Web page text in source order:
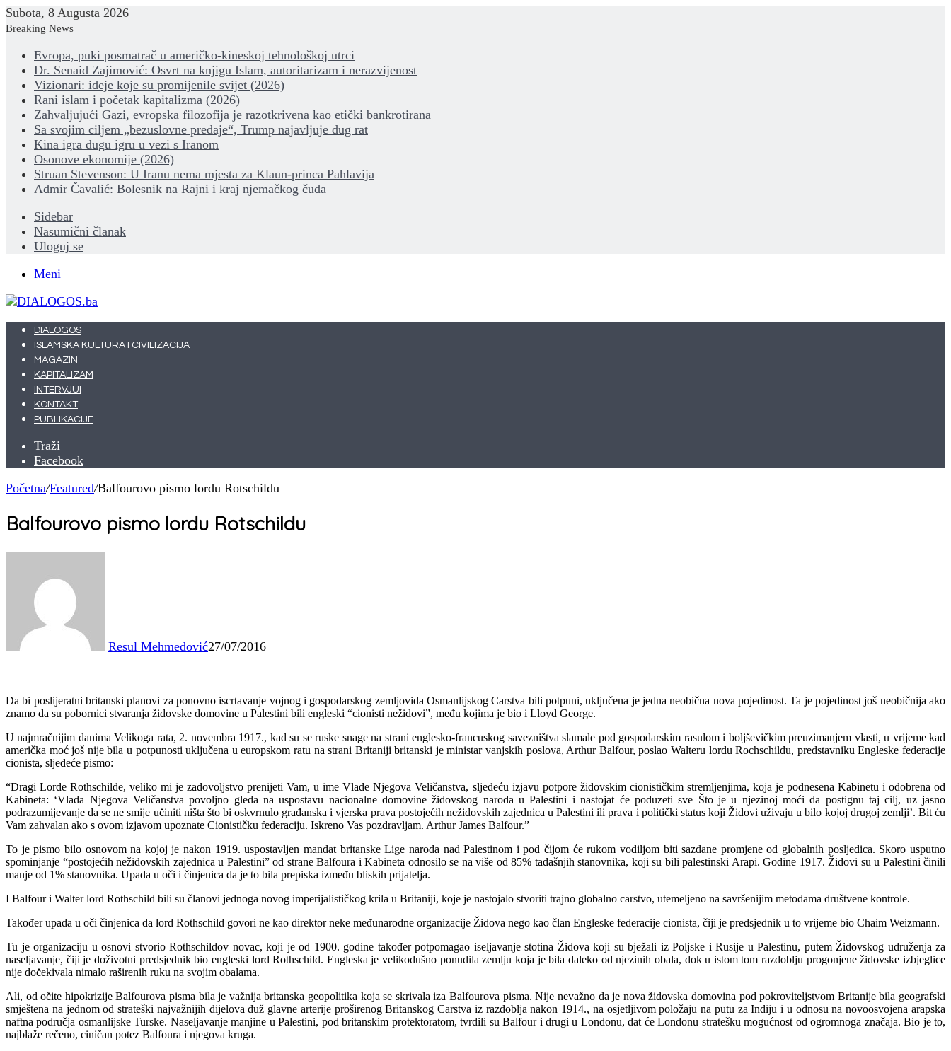
Subota, 8 Augusta 2026
Breaking News
Evropa, puki posmatrač u američko-kineskoj tehnološkoj utrci
Dr. Senaid Zajimović: Osvrt na knjigu Islam, autoritarizam i nerazvijenost
Vizionari: ideje koje su promijenile svijet (2026)
Rani islam i početak kapitalizma (2026)
Zahvaljujući Gazi, evropska filozofija je razotkrivena kao etički bankrotirana
Sa svojim ciljem „bezuslovne predaje“, Trump najavljuje dug rat
Kina igra dugu igru u vezi s Iranom
Osonove ekonomije (2026)
Struan Stevenson: U Iranu nema mjesta za Klaun-princa Pahlavija
Admir Čavalić: Bolesnik na Rajni i kraj njemačkog čuda
Sidebar
Nasumični članak
Uloguj se
Meni
DIALOGOS
ISLAMSKA KULTURA I CIVILIZACIJA
MAGAZIN
KAPITALIZAM
INTERVJUI
KONTAKT
PUBLIKACIJE
Traži
Facebook
Početna/Featured/Balfourovo pismo lordu Rotschildu
Balfourovo pismo lordu Rotschildu
Resul Mehmedović27/07/2016
Da bi poslijeratni britanski planovi za ponovno iscrtavanje vojnog i gospodarskog zemljovida Osmanlijskog Carstva bili potpuni, uključena je jedna neobična nova pojedinost. Ta je pojedinost još neobičnija ako
znamo da su pobornici stvaranja židovske domovine u Palestini bili engleski “cionisti nežidovi”, među kojima je bio i Lloyd George.
U najmračnijim danima Velikoga rata, 2. novembra 1917., kad su se ruske snage na strani englesko-francuskog savezništva slamale pod gospodarskim rasulom i boljševičkim preuzimanjem vlasti, u vrijeme kad
američka moć još nije bila u potpunosti uključena u europskom ratu na strani Britaniji britanski je ministar vanjskih poslova, Arthur Balfour, poslao Walteru lordu Rochschildu, predstavniku Engleske federacije
cionista, sljedeće pismo:
“Dragi Lorde Rothschilde, veliko mi je zadovoljstvo prenijeti Vam, u ime Vlade Njegova Veličanstva, sljedeću izjavu potpore židovskim cionističkim stremljenjima, koja je podnesena Kabinetu i odobrena od
Kabineta: ‘Vlada Njegova Veličanstva povoljno gleda na uspostavu nacionalne domovine židovskog naroda u Palestini i nastojat će poduzeti sve Što je u njezinoj moći da postignu taj cilj, uz jasno
podrazumijevanje da se ne smije učiniti ništa što bi oskvrnulo građanska i vjerska prava postojećih nežidovskih zajednica u Palestini ili prava i politički status koji Židovi uživaju u bilo kojoj drugoj zemlji’. Bit ću
Vam zahvalan ako s ovom izjavom upoznate Cionističku federaciju. Iskreno Vas pozdravljam. Arthur James Balfour.”
To je pismo bilo osnovom na kojoj je nakon 1919. uspostavljen mandat britanske Lige naroda nad Palestinom i pod čijom će rukom vodiljom biti sazdane promjene od globalnih posljedica. Skoro usputno
spominjanje “postojećih nežidovskih zajednica u Palestini” od strane Balfoura i Kabineta odnosilo se na više od 85% tadašnjih stanovnika, koji su bili palestinski Arapi. Godine 1917. Židovi su u Palestini činili
manje od 1% stanovnika. Upada u oči i činjenica da je to bila prepiska između bliskih prijatelja.
I Balfour i Walter lord Rothschild bili su članovi jednoga novog imperijalističkog krila u Britaniji, koje je nastojalo stvoriti trajno globalno carstvo, utemeljeno na savršenijim metodama društvene kontrole.
Također upada u oči činjenica da lord Rothschild govori ne kao direktor neke međunarodne organizacije Židova nego kao član Engleske federacije cionista, čiji je predsjednik u to vrijeme bio Chaim Weizmann.
Tu je organizaciju u osnovi stvorio Rothschildov novac, koji je od 1900. godine također potpomagao iseljavanje stotina Židova koji su bježali iz Poljske i Rusije u Palestinu, putem Židovskog udruženja za
naseljavanje, čiji je doživotni predsjednik bio engleski lord Rothschild. Engleska je velikodušno ponudila zemlju koja je bila daleko od njezinih obala, dok u istom tom razdoblju progonjene židovske izbjeglice
nije dočekivala nimalo raširenih ruku na svojim obalama.
Ali, od očite hipokrizije Balfourova pisma bila je važnija britanska geopolitika koja se skrivala iza Balfourova pisma. Nije nevažno da je nova židovska domovina pod pokroviteljstvom Britanije bila geografski
smještena na jednom od strateški najvažnijih dijelova duž glavne arterije proširenog Britanskog Carstva iz razdoblja nakon 1914., na osjetljivom položaju na putu za Indiju i u odnosu na novoosvojena arapska
naftna područja osmanlijske Turske. Naseljavanje manjine u Palestini, pod britanskim protektoratom, tvrdili su Balfour i drugi u Londonu, dat će Londonu stratešku mogućnost od ogromnoga značaja. Bio je to,
najblaže rečeno, ciničan potez Balfoura i njegova kruga.